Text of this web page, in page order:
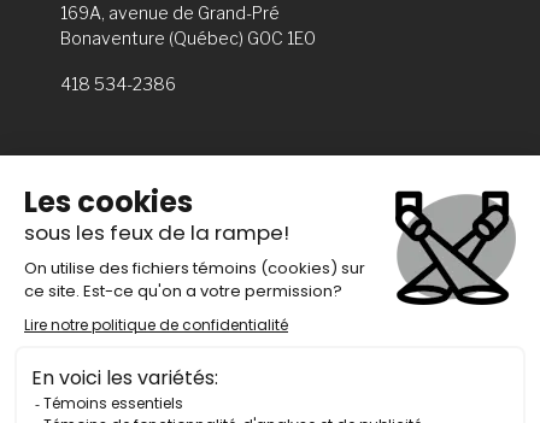
169A, avenue de Grand-Pré
Bonaventure (Québec) G0C 1E0
418 534-2386
Théâtre de la Petite Marée © 2021
ABONNEZ-VOUS À NOTRE INFOLETTRE
S'INSCRIRE